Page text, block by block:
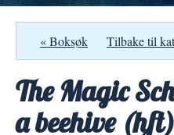
« Boksøk Tilbake til
The Magic
a beehive (hft)